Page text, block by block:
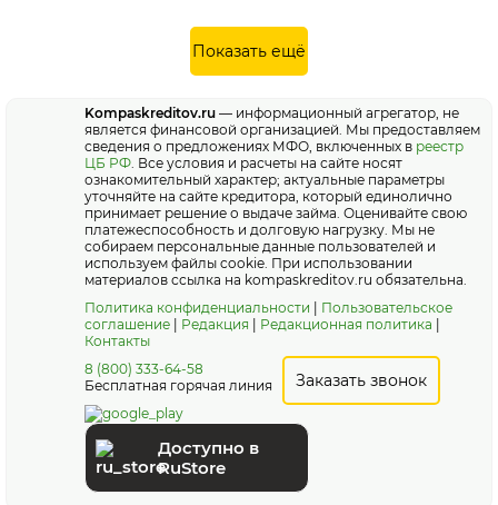
Показать ещё
Kompaskreditov.ru — информационный агрегатор, не
является финансовой организацией. Мы предоставляем
сведения о предложениях МФО, включенных в реестр
ЦБ РФ. Все условия и расчеты на сайте носят
ознакомительный характер; актуальные параметры
уточняйте на сайте кредитора, который единолично
принимает решение о выдаче займа. Оценивайте свою
платежеспособность и долговую нагрузку. Мы не
собираем персональные данные пользователей и
используем файлы cookie. При использовании
материалов ссылка на kompaskreditov.ru обязательна.
Политика конфиденциальности
Пользовательское
соглашение
Редакция Редакционная политика
Контакты
8 (800) 333-64-58
Бесплатная горячая линия
Заказать звонок
Доступно в
RuStore